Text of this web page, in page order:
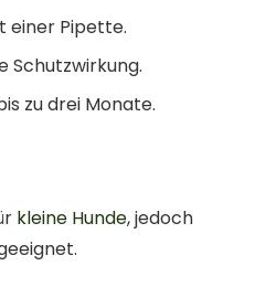
einer Pipette.
Schutzwirkung.
zu drei Monate.
kleine Hunde, jedoch